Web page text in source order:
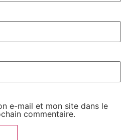
e-mail et mon site dans le
commentaire.